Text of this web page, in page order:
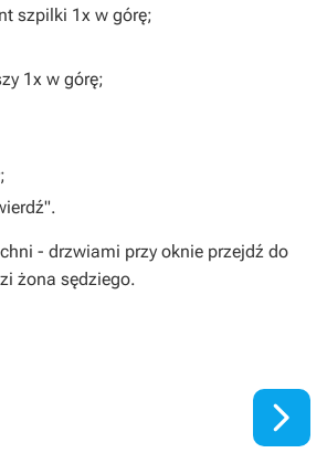
szpilki 1x w górę;
1x w górę;
- drzwiami przy oknie przejdź do
żona sędziego.
